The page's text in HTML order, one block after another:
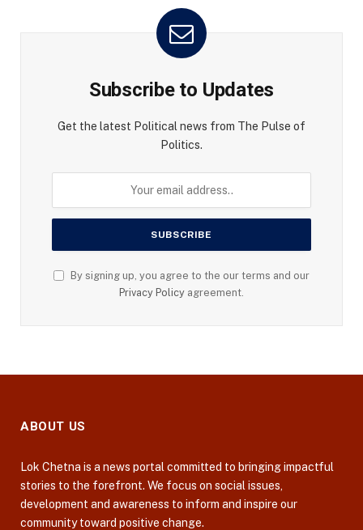
Subscribe to Updates
Get the latest Political news from The Pulse of
Politics.
By signing up, you agree to the our terms and our
Privacy Policy agreement.
ABOUT US
Lok Chetna is a news portal committed to bringing impactful
stories to the forefront. We focus on social issues,
development and awareness to inform and inspire our
community toward positive change.